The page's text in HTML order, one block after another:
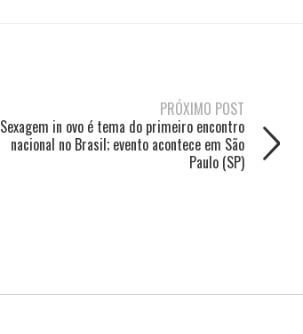
PRÓXIMO POST
Sexagem in ovo é tema do primeiro encontro
nacional no Brasil; evento acontece em São
Paulo (SP)